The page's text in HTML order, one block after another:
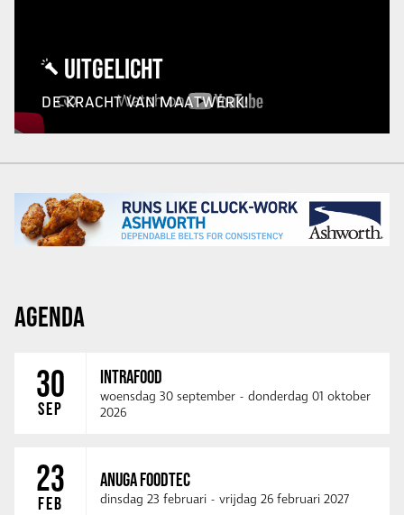
UITGELICHT
DE KRACHT VAN MAATWERK!
AGENDA
30
SEP
INTRAFOOD
woensdag 30 september - donderdag 01 oktober
2026
23
FEB
ANUGA FOODTEC
dinsdag 23 februari - vrijdag 26 februari 2027